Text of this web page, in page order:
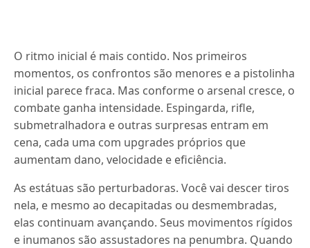
O ritmo inicial é mais contido. Nos primeiros
momentos, os confrontos são menores e a pistolinha
inicial parece fraca. Mas conforme o arsenal cresce, o
combate ganha intensidade. Espingarda, rifle,
submetralhadora e outras surpresas entram em
cena, cada uma com upgrades próprios que
aumentam dano, velocidade e eficiência.
As estátuas são perturbadoras. Você vai descer tiros
nela, e mesmo ao decapitadas ou desmembradas,
elas continuam avançando. Seus movimentos rígidos
e inumanos são assustadores na penumbra. Quando